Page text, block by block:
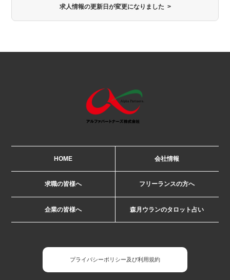
求人情報の更新日が変更になりました >
HOME 会社情報
求職の皆様へ フリーランスの方へ
企業の皆様へ 森月ウランのタロット占い
プライバシーポリシー及び利用規約